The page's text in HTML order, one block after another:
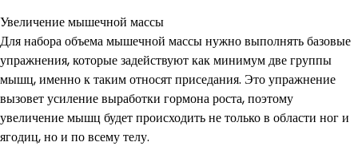
Увеличение мышечной массы
Для набора объема мышечной массы нужно выполнять базовые
упражнения, которые задействуют как минимум две группы
мышц, именно к таким относят приседания. Это упражнение
вызовет усиление выработки гормона роста, поэтому
увеличение мышц будет происходить не только в области ног и
ягодиц, но и по всему телу.